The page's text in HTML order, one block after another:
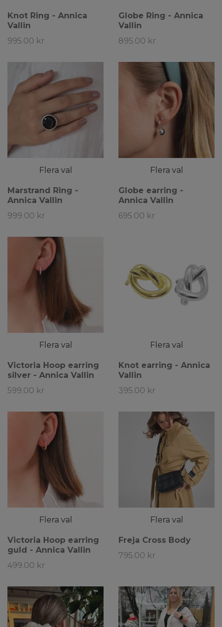
Knot Ring - Annica
Vallin
995.00 kr
Globe Ring - Annica
Vallin
895.00 kr
Flera val
Marstrand Ring -
Annica Vallin
999.00 kr
Flera val
Globe earring -
Annica Vallin
695.00 kr
Flera val
Victoria Hoop earring
silver - Annica Vallin
599.00 kr
Flera val
Knot earring - Annica
Vallin
395.00 kr
Flera val
Victoria Hoop earring
guld - Annica Vallin
499.00 kr
Flera val
Freja Cross Body
795.00 kr